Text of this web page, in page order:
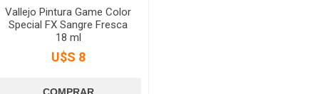
Vallejo Pintura Game Color
Special FX Sangre Fresca
18 ml
U$S 8